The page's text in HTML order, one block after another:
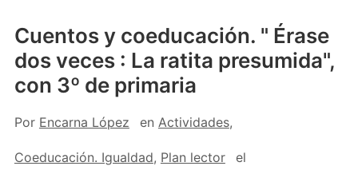
Cuentos y coeducación. " Érase
dos veces : La ratita presumida",
con 3º de primaria
Por Encarna López en Actividades,
Coeducación. Igualdad, Plan lector el